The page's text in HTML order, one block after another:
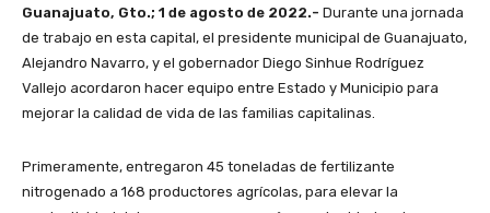
Guanajuato, Gto.; 1 de agosto de 2022.- Durante una jornada
de trabajo en esta capital, el presidente municipal de Guanajuato,
Alejandro Navarro, y el gobernador Diego Sinhue Rodríguez
Vallejo acordaron hacer equipo entre Estado y Municipio para
mejorar la calidad de vida de las familias capitalinas.
Primeramente, entregaron 45 toneladas de fertilizante
nitrogenado a 168 productores agrícolas, para elevar la